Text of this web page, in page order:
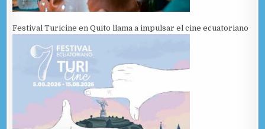
Festival Turicine en Quito llama a impulsar el cine ecuatoriano